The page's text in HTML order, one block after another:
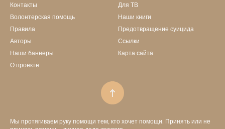
Контакты
Волонтерская помощь
Правила
Авторы
Наши баннеры
О проекте
Для ТВ
Наши книги
Предотвращение суицида
Ссылки
Карта сайта
Мы протягиваем руку помощи тем, кто хочет помощи. Принять или не